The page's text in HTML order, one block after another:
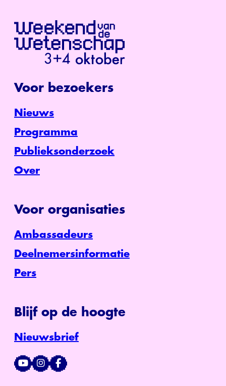
Voor bezoekers
Nieuws
Programma
Publieksonderzoek
Over
Voor organisaties
Ambassadeurs
Deelnemersinformatie
Pers
Blijf op de hoogte
Nieuwsbrief